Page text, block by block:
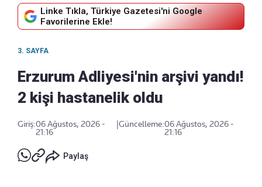
Linke Tıkla, Türkiye Gazetesi'ni Google
Favorilerine Ekle!
3. SAYFA
Erzurum Adliyesi'nin arşivi yandı!
2 kişi hastanelik oldu
Giriş:06 Ağustos, 2026 -
21:16
Güncelleme:06 Ağustos, 2026 -
21:16
Paylaş